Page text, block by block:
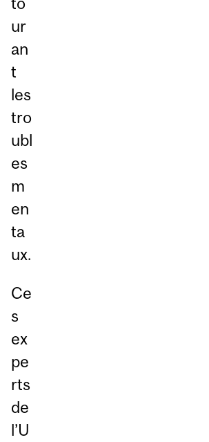
ur
an
t
les
tro
ubl
es
m
en
ta
ux.
Ce
s
ex
pe
rts
de
l’U